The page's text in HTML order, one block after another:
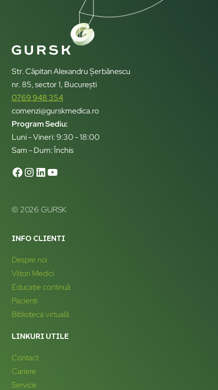
Str. Căpitan Alexandru Șerbănescu
nr. 85, sector 1, București
0769 948 354
comenzi@gurskmedica.ro
Program Sediu:
Luni - Vineri: 9:30 - 18:00
Sam - Dum: Închis
© 2026 GURSK
INFO CLIENTI
Despre noi
Viitori Medici
Educație continuă
Pacienți
Biblioteca virtuală
LINKURI UTILE
Contact
Cariere
Service